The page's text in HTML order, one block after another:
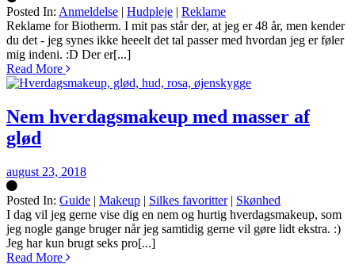
Posted In: Anmeldelse | Hudpleje | Reklame
Silke
Reklame for Biotherm. I mit pas står der, at jeg er 48 år, men kender
du det - jeg synes ikke heeelt det tal passer med hvordan jeg er føler
mig indeni. :D Der er[...]
Read More
Nem hverdagsmakeup med masser af
glød
august 23, 2018
Posted In: Guide | Makeup | Silkes favoritter| Skønhed
Silke
I dag vil jeg gerne vise dig en nem og hurtig hverdagsmakeup, som
jeg nogle gange bruger når jeg samtidig gerne vil gøre lidt ekstra. :)
Jeg har kun brugt seks pro[...]
Read More